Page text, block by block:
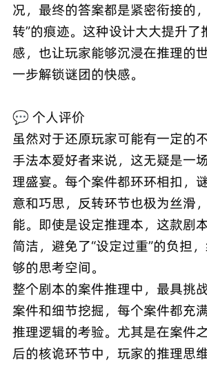
况，最终的答案都是紧密衔接的
转”的痕迹。这种设计大大提升了
感，也让玩家能够沉浸在推理的
一步解锁谜团的快感。
💬 个人评价
虽然对于还原玩家可能有一定的
手法本爱好者来说，这无疑是一
理盛宴。每个案件都环环相扣，
意和巧思，反转环节也极为丝滑
能。即使是设定推理本，这款剧
简洁，避免了“设定过重”的负担
够的思考空间。
整个剧本的案件推理中，最具挑
案件和细节挖掘，每个案件都充
推理逻辑的考验。尤其是在案件
后的核诡环节中，玩家的推理思